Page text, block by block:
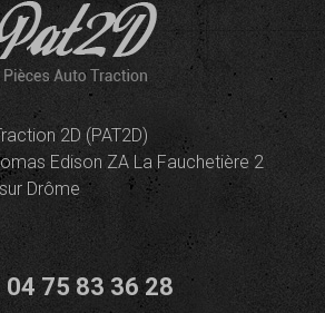
2D (PAT2D)
Edison ZA La Fauchetière 2
Drôme
04 75 83 36 28